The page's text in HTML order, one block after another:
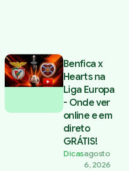
Benfica x
Hearts na
Liga Europa
- Onde ver
online e em
direto
GRÁTIS!
Dicasagosto
6, 2026